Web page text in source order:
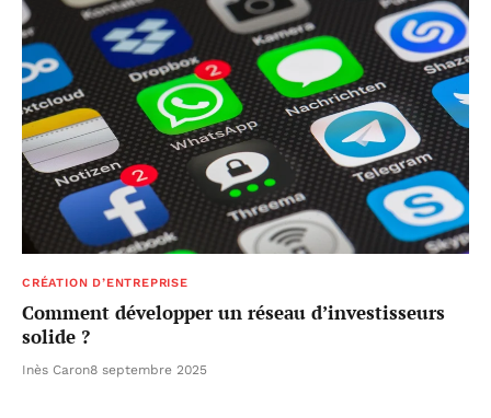
CRÉATION D’ENTREPRISE
Comment développer un réseau d’investisseurs
solide ?
Inès Caron8 septembre 2025